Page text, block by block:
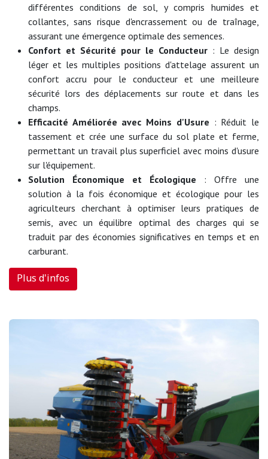
différentes conditions de sol, y compris humides et
collantes, sans risque d'encrassement ou de traînage,
assurant une émergence optimale des semences.
Confort et Sécurité pour le Conducteur : Le design
léger et les multiples positions d'attelage assurent un
confort accru pour le conducteur et une meilleure
sécurité lors des déplacements sur route et dans les
champs.
Efficacité Améliorée avec Moins d'Usure : Réduit le
tassement et crée une surface du sol plate et ferme,
permettant un travail plus superficiel avec moins d'usure
sur l'équipement.
Solution Économique et Écologique : Offre une
solution à la fois économique et écologique pour les
agriculteurs cherchant à optimiser leurs pratiques de
semis, avec un équilibre optimal des charges qui se
traduit par des économies significatives en temps et en
carburant.
Plus d'infos